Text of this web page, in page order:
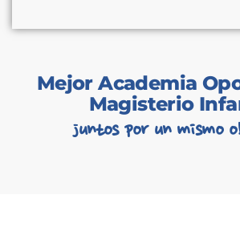
Mejor Academia
Magisterio
juntos por un mismo